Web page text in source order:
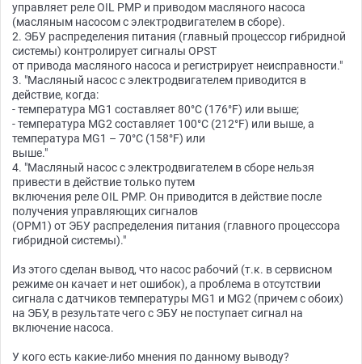
управляет реле OIL PMP и приводом масляного насоса
(масляным насосом с электродвигателем в сборе).
2. ЭБУ распределения питания (главный процессор гибридной
системы) контролирует сигналы OPST
от привода масляного насоса и регистрирует неисправности."
3. "Масляный насос с электродвигателем приводится в
действие, когда:
- температура MG1 составляет 80°C (176°F) или выше;
- температура MG2 составляет 100°C (212°F) или выше, а
температура MG1 – 70°C (158°F) или
выше."
4. "Масляный насос с электродвигателем в сборе нельзя
привести в действие только путем
включения реле OIL PMP. Он приводится в действие после
получения управляющих сигналов
(OPM1) от ЭБУ распределения питания (главного процессора
гибридной системы)."
Из этого сделан вывод, что насос рабочий (т.к. в сервисном
режиме он качает и нет ошибок), а проблема в отсутствии
сигнала с датчиков температуры MG1 и MG2 (причем с обоих)
на ЭБУ, в результате чего с ЭБУ не поступает сигнал на
включение насоса.
У кого есть какие-либо мнения по данному выводу?